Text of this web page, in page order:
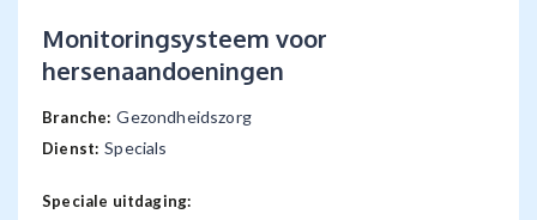
Monitoringsysteem voor
hersenaandoeningen
Branche: Gezondheidszorg
Dienst: Specials
Speciale uitdaging: